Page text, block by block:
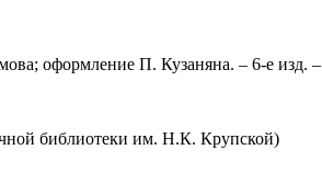
оформление П. Кузаняна. – 6-е изд. –
библиотеки им. Н.К. Крупской)